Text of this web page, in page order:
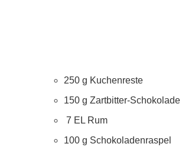
250 g Kuchenreste
150 g Zartbitter-Schokolade
7 EL Rum
100 g Schokoladenraspel